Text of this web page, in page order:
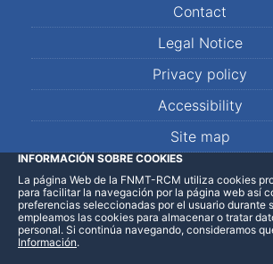
Contact
Legal Notice
Privacy policy
Accessibility
Site map
LinkedInFacebookWhatsApp
INFORMACIÓN SOBRE COOKIES
La página Web de la FNMT-RCM utiliza cookies
para facilitar la navegación por la página web así
preferencias seleccionadas por el usuario durante
empleamos las cookies para almacenar o tratar
personal. Si continúa navegando, consideramos
Información.